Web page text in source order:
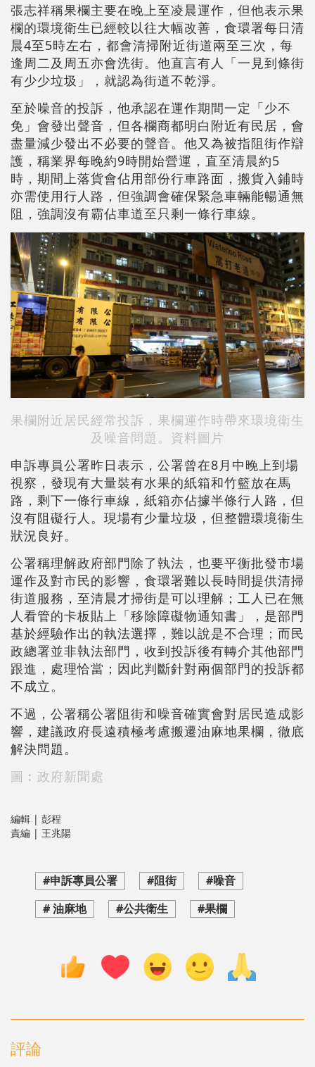
張志祥稱果欄主要在晚上至凌晨運作，但他表示果
欄的環境衛生已經較以往大幅改善，食環署每日清
晨4至5時左右，都會清掃附近街道兩至三次，每
逢周二及周五亦會洗街。他直言有人「一見到條街
有少少垃圾」，就認為街道不乾淨。
至於噪音的投訴，他承認在運作期間一定「少不
免」會發出聲音，但各欄商都明白附近有民居，會
盡量減少發出不必要的聲音。他又為被指阻街作辯
護，稱業界每晚約9時開始營運，直至清晨約5
時，期間上落貨會佔用部份行車路面，搬貨入鋪時
亦需使用行人路，但強調會確保緊急車輛能暢通無
阻，強調沒有霸佔車道至只剩一條行車線。
果欄附近居民經常投訴，果欄運作時帶來環境衛生
及噪音問題。資料圖片
申訴專員公署昨日表示，公署曾在8月中晚上到場
視察，發現有大量裝有水果的紙箱和竹籃放在馬
路，剩下一條行車線，紙箱亦佔據半條行人路，但
沒有阻礙行人。現場有少量垃圾，但整體環境衞生
狀況良好。
公署稱理解政府部門除了執法，也要平衡批發市場
運作及對市民的影響，食環署難以長時間提供清掃
街道服務，至清晨才掃街是可以理解；工人已在無
人看管的卡板貼上「移除障礙物通知書」，是部門
基於經驗作出的執法選擇，難以說是不合理；而民
政總署並非執法部門，收到投訴後有轉介其他部門
跟進，處理恰當；因此判斷針對兩個部門的投訴都
不成立。
不過，公署稱公署阻街和噪音確實會對居民造成影
響，建議政府長遠積極考慮搬遷油麻地果欄，徹底
解決問題。
圖︰政府新聞處
編輯 | 彭程
責編 | 王兆陽
#申訴專員公署 #阻街
#噪音
# 油麻地
#公共衛生 #果欄
評論